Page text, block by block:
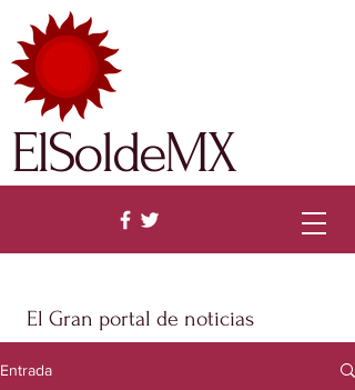
El Gran portal de noticias
ElSoldeMX
Entrada